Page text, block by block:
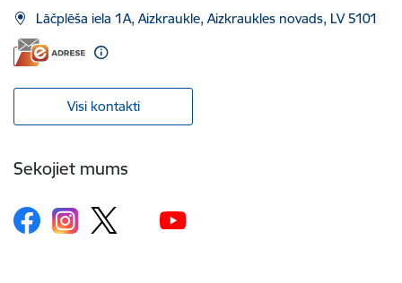
Lāčplēša iela 1A, Aizkraukle, Aizkraukles novads, LV 5101
Visi kontakti
Sekojiet mums